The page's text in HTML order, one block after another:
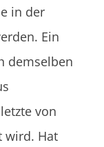
in der
Ein
demselben
von
wird. Hat